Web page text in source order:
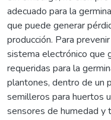
adecuado para la
que puede generar
producción. Para
sistema electrónico que
requeridas para la
plantones, dentro de un
semilleros para huertos
sensores de humedad y